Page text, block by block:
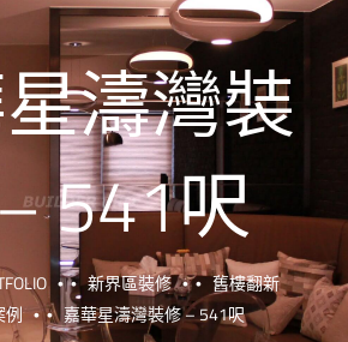
濤灣裝
541呎
新界區裝修
舊樓翻新
例
嘉華星濤灣裝修 – 541呎